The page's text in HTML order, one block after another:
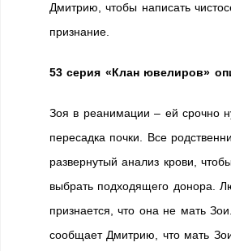
Дмитрию, чтобы написать
признание.
53 серия «Клан ювелиров»
Зоя в реанимации – ей срочно
пересадка почки. Все
развернутый анализ крови,
выбрать подходящего донора.
признается, что она не мать
сообщает Дмитрию, что мать